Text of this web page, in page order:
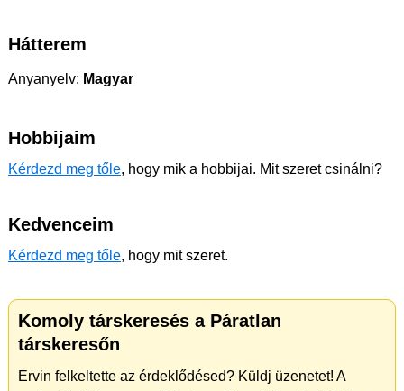
Hátterem
Anyanyelv: Magyar
Hobbijaim
Kérdezd meg tőle, hogy mik a hobbijai. Mit szeret csinálni?
Kedvenceim
Kérdezd meg tőle, hogy mit szeret.
Komoly társkeresés a Páratlan
társkeresőn
Ervin felkeltette az érdeklődésed? Küldj üzenetet! A